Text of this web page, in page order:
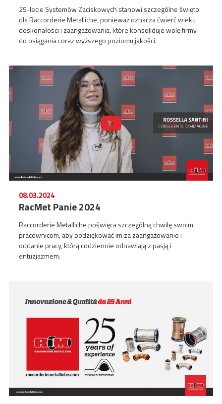
25-lecie Systemów Zaciskowych stanowi szczególne święto
dla Raccorderie Metalliche, ponieważ oznacza ćwierć wieku
doskonałości i zaangażowania, które konsoliduje wolę firmy
do osiągania coraz wyższego poziomu jakości.
08.03.2024
RacMet Panie 2024
Raccorderie Metalliche poświęca szczególną chwilę swoim
pracownicom, aby podziękować im za zaangażowanie i
oddanie pracy, którą codziennie odnawiają z pasją i
entuzjazmem.